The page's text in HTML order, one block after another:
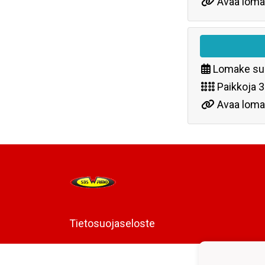
Lomake
Paikkoja
Avaa
Tietosuojaseloste